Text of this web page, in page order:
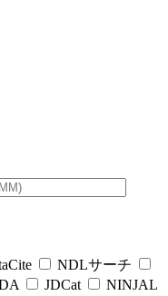
NDLサーチ
JDCat
NINJAL